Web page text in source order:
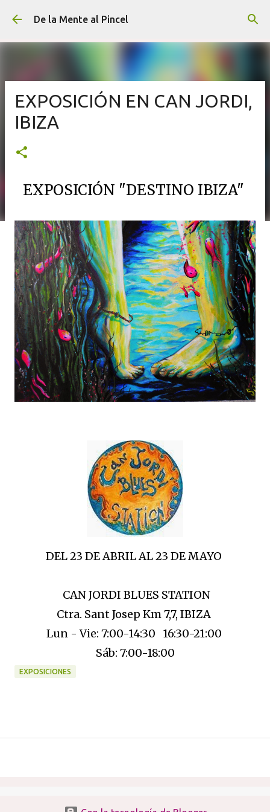
Ir al contenido principal
De la Mente al Pincel
EXPOSICIÓN EN CAN JORDI,
IBIZA
EXPOSICIÓN "DESTINO IBIZA"
DEL 23 DE ABRIL AL 23 DE MAYO
CAN JORDI BLUES STATION
Ctra. Sant Josep Km 7,7, IBIZA
Lun - Vie: 7:00-14:30 16:30-21:00
Sáb: 7:00-18:00
EXPOSICIONES